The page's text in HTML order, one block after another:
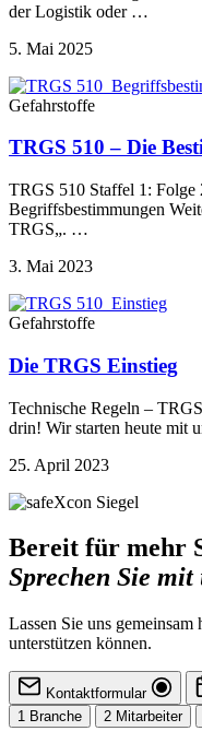
der Logistik oder …
5. Mai 2025
Gefahrstoffe
TRGS 510 – Die
TRGS 510 Staffel 1:
Begriffsbestimmungen
TRGS„. …
3. Mai 2023
Gefahrstoffe
Die TRGS Einstieg
Technische Regeln –
drin! Wir starten heute mit
25. April 2023
Bereit für mehr
Sprechen Sie mit
Lassen Sie uns
unterstützen können.
Kontaktformular
1 Branche 2 Mitarbeiter